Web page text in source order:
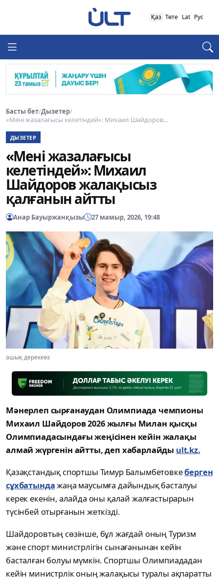
Қаз Төте Lat Рус
Басты бет/Дызетер/
«Мені жазалағысы келетіндей»: Михаил Шайдоров...
ДЫЗЕТЕР
«Мені жазалағысы
келетіндей»: Михаил
Шайдоров жалақысыз
қалғанын айтты
Анар Бауыржанқызы 27 мамыр, 2026, 19:48
ашық дереккөз
Мәнерлеп сырғанаудан Олимпиада чемпионы
Михаил Шайдоров 2026 жылғы Милан қысқы
Олимпиадасындағы жеңісінен кейін жалақы
алмай жүргенін айтты, деп хабарлайды ult.kz.
Қазақстандық спортшы Тимур Балымбетовкеберген
сұхбатындажаңа маусымға дайындық басталуы
керек екенін, алайда оны қалай жалғастырарын
түсінбей отырғанын жеткізді.
Шайдоровтың сөзінше, бұл жағдай оның Туризм
және спорт министрлігін сынағанынан кейін
басталған болуы мүмкін. Спортшы Олимпиададан
кейін министрлік оның жалақысы туралы ақпаратты